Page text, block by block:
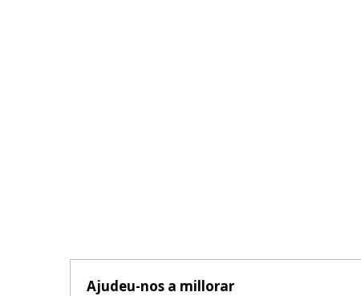
Ajudeu-nos a millorar